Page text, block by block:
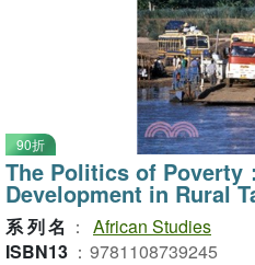
90折
The Politics of Poverty
Development in Rural
系列名 ： African Studies
ISBN13 ： 9781108739245